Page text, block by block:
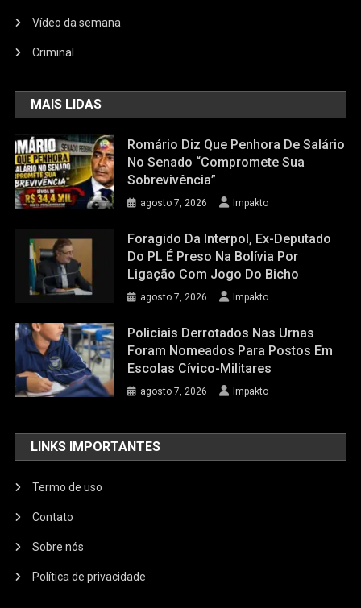
Vídeo da semana
Criminal
MAIS LIDAS
Romário Diz Que Penhora De Salário
No Senado “compromete Sua
Sobrevivência”
agosto 7, 2026 Impakto
Foragido Da Interpol, Ex-Deputado
Do PL É Preso Na Bolívia Por
Ligação Com Jogo Do Bicho
agosto 7, 2026 Impakto
Policiais Derrotados Nas Urnas
Foram Nomeados Para Postos Em
Escolas Cívico-Militares
agosto 7, 2026 Impakto
LINKS IMPORTANTES
Termo de uso
Contato
Sobre nós
Política de privacidade